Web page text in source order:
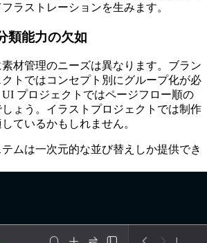
ラストレーションを生みます。
類能力の欠如
材管理のニーズは異なります。ブラン
クトではコンセプト別にグループ化が必
プロジェクトではページフロー順の
ょう。イラストプロジェクトでは制作
ているかもしれません。
ムは一次元的な並び替えしか提供でき